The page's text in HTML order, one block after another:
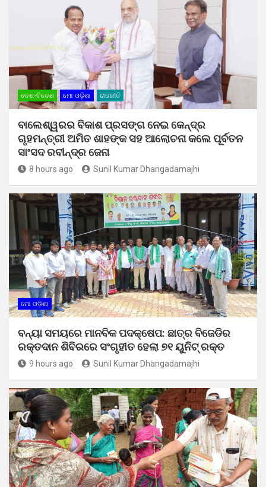
ଦେଶ-ବିଦେଶ ମୋ ଓଡ଼ିଶା ରାଜନୀତି
ବାଲେଶ୍ୱରର ବିକାଶ ପ୍ରସଙ୍ଗ ନେଇ କେନ୍ଦ୍ର
ଗୃହମନ୍ତ୍ରୀ ଅମିତ ଶାହଙ୍କ ସହ ଆଲୋଚନା କଲେ ପୂର୍ବତନ
ସାଂସଦ ରବୀନ୍ଦ୍ର ଜେନା
8 hours ago Sunil Kumar Dhangadamajhi
ମୋ ଓଡ଼ିଶା
ବନ୍ୟା ସମୟରେ ମାନବିକ ପଦକ୍ଷେପ: ଛାତ୍ର ବିଜେଡିର
ରକ୍ତଦାନ ଶିବିରରେ ସଂଗୃହୀତ ହେଲା ୭୧ ୟୁନିଟ୍ ରକ୍ତ
9 hours ago Sunil Kumar Dhangadamajhi